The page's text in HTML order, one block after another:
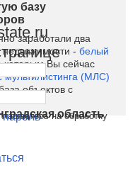
область
базу
заработали два
недвижимости - белый
которым Вы сейчас
мультилистинга (МЛС)
объектов с
на обработку